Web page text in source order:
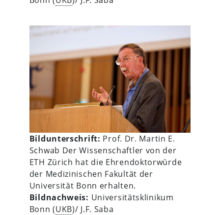
Bildunterschrift: Prof. Dr. Martin E.
Schwab Der Wissenschaftler von der
ETH Zürich hat die Ehrendoktorwürde
der Medizinischen Fakultät der
Universität Bonn erhalten.
Bildnachweis: Universitätsklinikum
Bonn (UKB)/ J.F. Saba